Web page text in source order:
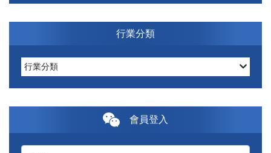
行業分類
行業分類
會員登入